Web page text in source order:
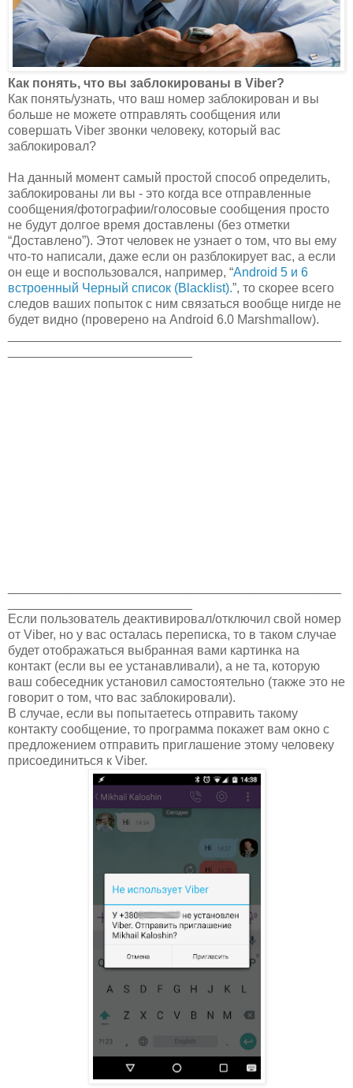
Как понять, что вы заблокированы в Viber?
Как понять/узнать, что ваш номер заблокирован и вы
больше не можете отправлять сообщения или
совершать Viber звонки человеку, который вас
заблокировал?
На данный момент самый простой способ определить,
заблокированы ли вы - это когда все отправленные
сообщения/фотографии/голосовые сообщения просто
не будут долгое время доставлены (без отметки
“Доставлено”). Этот человек не узнает о том, что вы ему
что-то написали, даже если он разблокирует вас, а если
он еще и воспользовался, например, “Android 5 и 6
встроенный Черный список (Blacklist).”, то скорее всего
следов ваших попыток с ним связаться вообще нигде не
будет видно (проверено на Android 6.0 Marshmallow).
Если пользователь деактивировал/отключил свой номер
от Viber, но у вас осталась переписка, то в таком случае
будет отображаться выбранная вами картинка на
контакт (если вы ее устанавливали), а не та, которую
ваш собеседник установил самостоятельно (также это не
говорит о том, что вас заблокировали).
В случае, если вы попытаетесь отправить такому
контакту сообщение, то программа покажет вам окно с
предложением отправить приглашение этому человеку
присоединиться к Viber.